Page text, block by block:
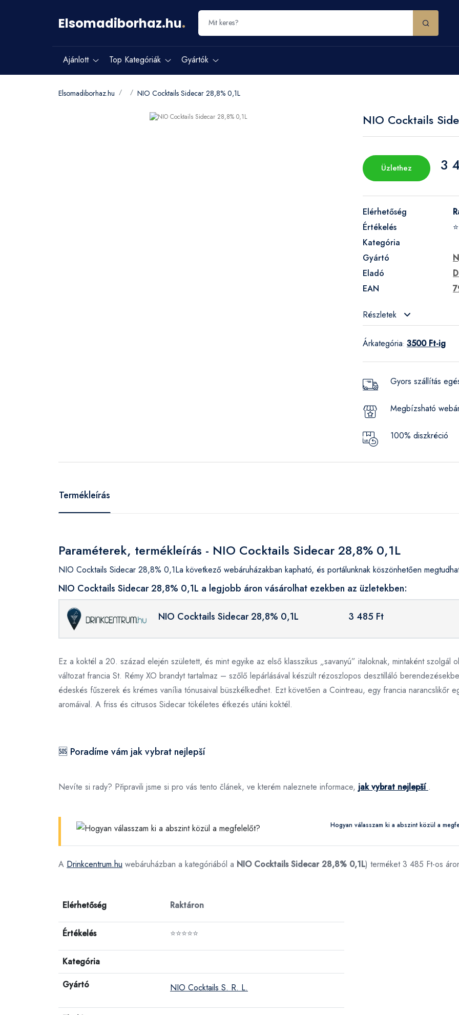
Elsomadiborhaz.hu.
Ajánlott Top Kategóriák Gyártók
Elsomadiborhaz.hu NIO Cocktails Sidecar 28,8% 0,1L
NIO Cocktails
Üzlethez 3
Elérhetőség
Értékelés
Kategória
Gyártó
Eladó
EAN
Részletek
Árkategória: 3500 Ft-ig
Gyors szállítás
Megbízsható
100% diszkréció
Termékleírás
Paraméterek, termékleírás - NIO Cocktails Sidecar 28,8% 0,1L
NIO Cocktails Sidecar 28,8% 0,1La következő webáruházakban kapható, és portálunknak köszönhetően
NIO Cocktails Sidecar 28,8% 0,1L a legjobb áron vásárolhat ezekben az üzletekben:
NIO Cocktails Sidecar 28,8% 0,1L 3 485 Ft
Ez a koktél a 20. század elején született, és mint egyike az első klasszikus „savanyú” italoknak, mintaként szolgál
változat francia St. Rémy XO brandyt tartalmaz – szőlő lepárlásával készült rézoszlopos desztilláló
édeskés fűszerek és krémes vanília tónusaival büszkélkedhet. Ezt követően a Cointreau, egy francia narancslikőr
aromáival. A friss és citrusos Sidecar tökéletes étkezés utáni koktél.
🆘 Poradíme vám jak vybrat nejlepší
Nevíte si rady? Připravili jsme si pro vás tento článek, ve kterém naleznete informace, jak vybrat nejlepší .
Hogyan válasszam ki a abszint közül a
A Drinkcentrum.hu webáruházban a kategóriából a NIO Cocktails Sidecar 28,8% 0,1L) terméket 3 485 Ft-os
Elérhetőség Raktáron
Értékelés ⭐⭐⭐⭐⭐
Kategória
Gyártó
NIO Cocktails S. R. L.